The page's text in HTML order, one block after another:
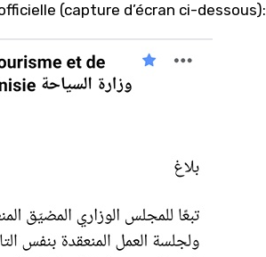
(capture d’écran ci-dessous):